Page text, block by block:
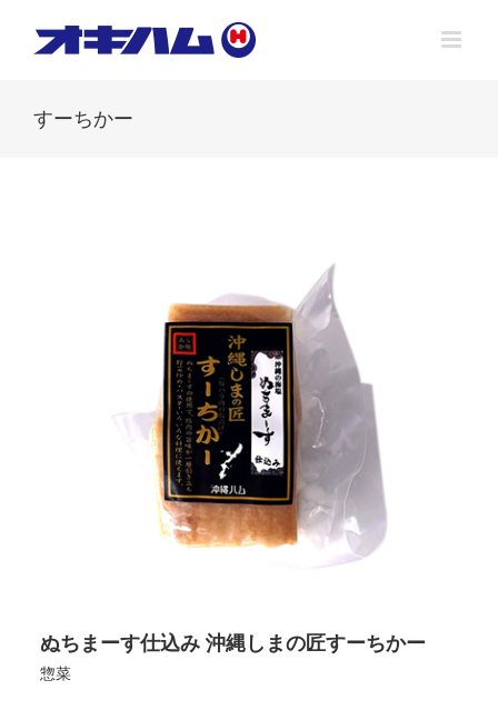
すーちかー
ぬちまーす仕込み 沖縄しまの匠すーちかー
惣菜